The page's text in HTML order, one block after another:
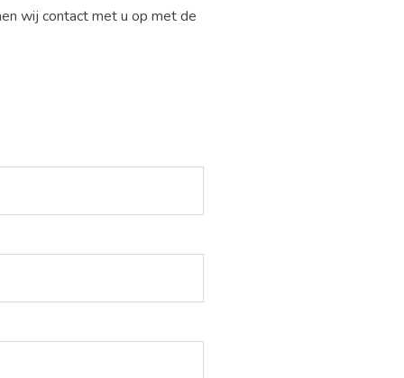
wij contact met u op met de